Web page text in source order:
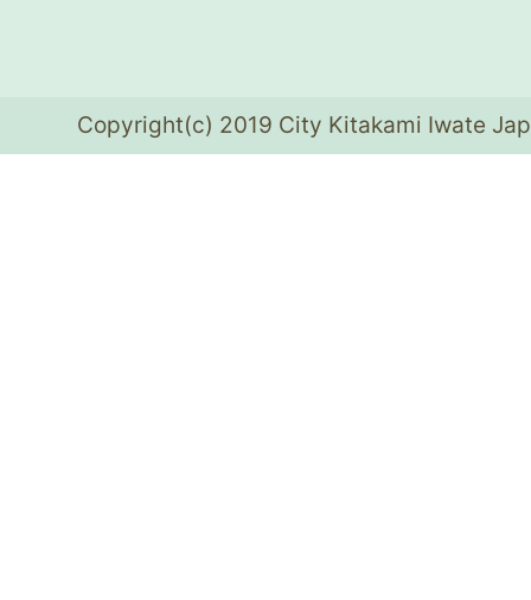
Copyright(c) 2019 City Kitakami Iwate